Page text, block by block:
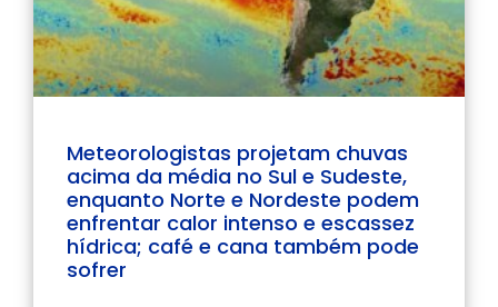
Meteorologistas projetam chuvas
acima da média no Sul e Sudeste,
enquanto Norte e Nordeste podem
enfrentar calor intenso e escassez
hídrica; café e cana também pode
sofrer